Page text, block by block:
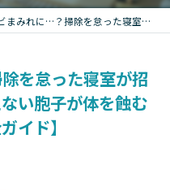
を怠った寝室が招く恐怖の健康被害｜見えない胞子が体を蝕む真実とは【カビ対策完全ガイド】
を怠った寝室が招
い胞子が体を蝕む
イド】